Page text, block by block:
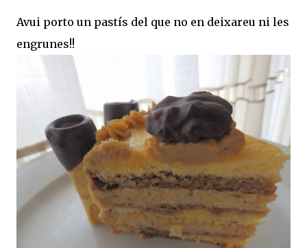
Avui porto un pastís del que no en deixareu ni les
engrunes!!